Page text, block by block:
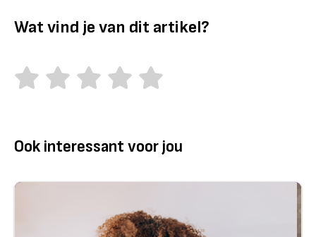
Wat vind je van dit artikel?
Ook interessant voor jou